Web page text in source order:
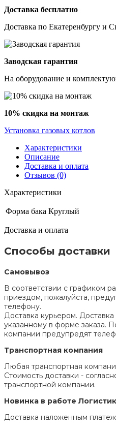
Доставка бесплатно
Доставка по Екатеренбургу и
Заводская гарантия
На оборудование и
10% скидка на монтаж
Установка газовых котлов
Характеристики
Описание
Доставка и оплата
Отзывов (0)
Характеристики
Форма бака Круглый
Доставка и оплата
Способы доставки
Самовывоз
В соответствии с графиком
приездом, пожалуйста,
телефону.
Доставка курьером.
указанному в форме заказа.
компании предупредят
Транспортная компания
Любая транспортная
Стоимость доставки -
транспортной компании.
Новинка в работе
Доставка наложенным